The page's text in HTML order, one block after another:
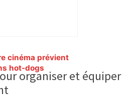
cinéma prévient
hot-dogs
à la listeria –
organiser et équiper